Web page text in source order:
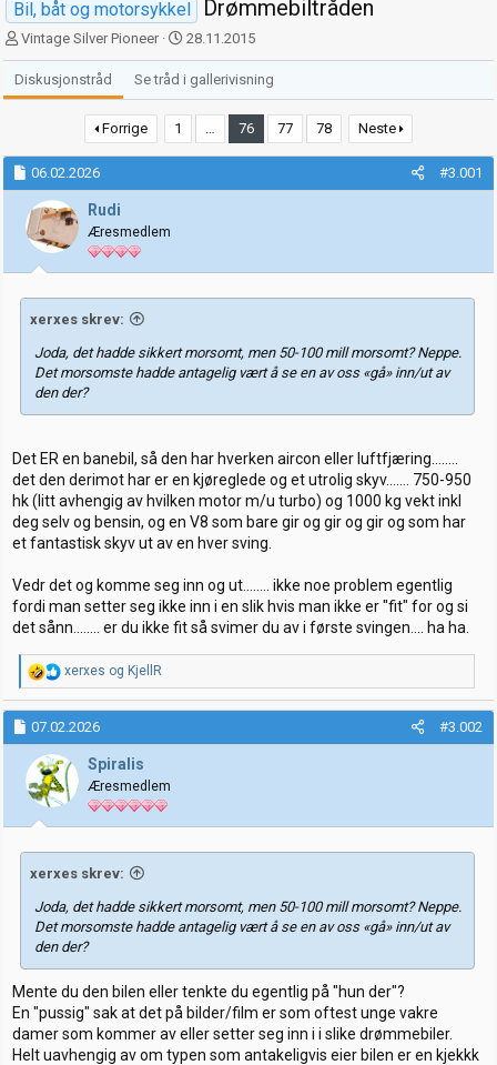
Bil, båt og motorsykkel Drømmebiltråden
T
r
å
d
a
r
t
e
Vintage Silver Pioneer
S
t
a
r
t
a
o
28.11.2015
Diskusjonstråd Se tråd i gallerivisning
Forrige 1 76 77 78 Neste
06.02.2026 #3.001
Rudi
Æresmedlem
xerxes skrev:
Joda, det hadde sikkert morsomt, men 50-100 mill morsomt? Neppe.
Det morsomste hadde antagelig vært å se en av oss «gå» inn/ut av
den der?
Det ER en banebil, så den har hverken aircon eller luftfjæring........
det den derimot har er en kjøreglede og et utrolig skyv....... 750-950
hk (litt avhengig av hvilken motor m/u turbo) og 1000 kg vekt inkl
deg selv og bensin, og en V8 som bare gir og gir og gir og som har
et fantastisk skyv ut av en hver sving.
Vedr det og komme seg inn og ut........ ikke noe problem egentlig
fordi man setter seg ikke inn i en slik hvis man ikke er "fit" for og si
det sånn........ er du ikke fit så svimer du av i første svingen.... ha ha.
R
e
a
k
j
o
n
r
xerxes og KjellR
07.02.2026 #3.002
Spiralis
Æresmedlem
xerxes skrev:
Joda, det hadde sikkert morsomt, men 50-100 mill morsomt? Neppe.
Det morsomste hadde antagelig vært å se en av oss «gå» inn/ut av
den der?
Mente du den bilen eller tenkte du egentlig på "hun der"?
En "pussig" sak at det på bilder/film er som oftest unge vakre
damer som kommer av eller setter seg inn i i slike drømmebiler.
Helt uavhengig av om typen som antakeligvis eier bilen er en kjekkk